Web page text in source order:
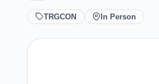
TRGCON In Person